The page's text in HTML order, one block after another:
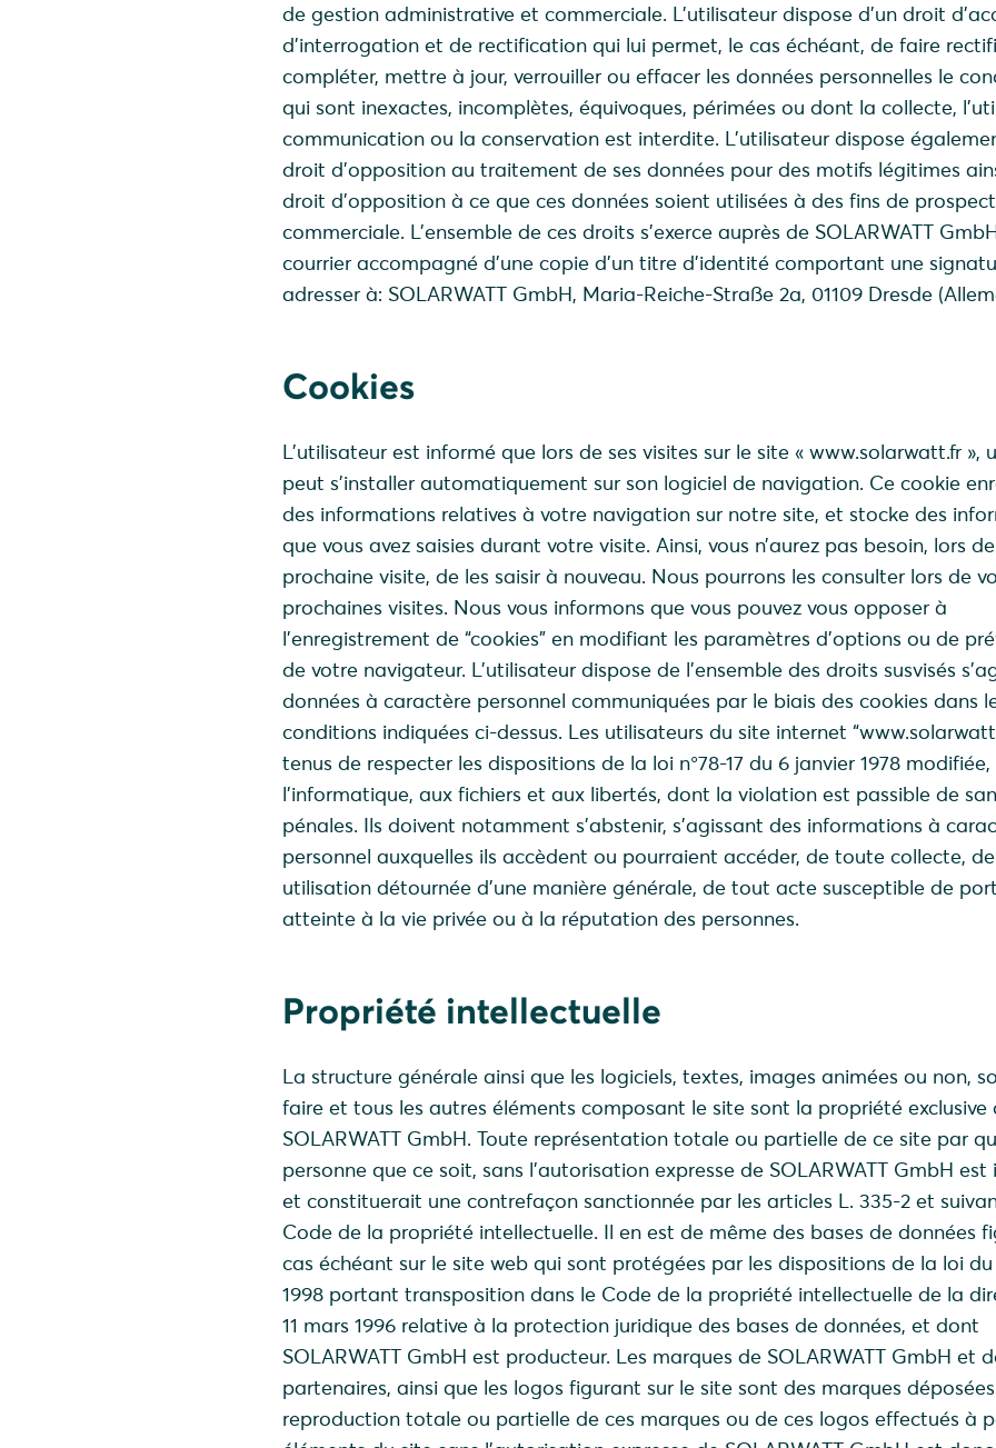
de gestion administrative et commerciale. L’utilisateur dispose d’un droit
d’interrogation et de rectification qui lui permet, le cas échéant, de faire
compléter, mettre à jour, verrouiller ou effacer les données personnelles le
qui sont inexactes, incomplètes, équivoques, périmées ou dont la collecte,
communication ou la conservation est interdite. L’utilisateur dispose
droit d’opposition au traitement de ses données pour des motifs légitimes
droit d’opposition à ce que ces données soient utilisées à des fins de
commerciale. L’ensemble de ces droits s’exerce auprès de SOLARWATT
courrier accompagné d’une copie d’un titre d’identité comportant une
adresser à: SOLARWATT GmbH, Maria-Reiche-Straße 2a, 01109 Dresde
Cookies
L’utilisateur est informé que lors de ses visites sur le site « www.solarwatt.fr »,
peut s’installer automatiquement sur son logiciel de navigation. Ce cookie
des informations relatives à votre navigation sur notre site, et stocke des
que vous avez saisies durant votre visite. Ainsi, vous n’aurez pas besoin, lors
prochaine visite, de les saisir à nouveau. Nous pourrons les consulter lors de
prochaines visites. Nous vous informons que vous pouvez vous opposer à
l’enregistrement de “cookies” en modifiant les paramètres d’options ou de
de votre navigateur. L’utilisateur dispose de l’ensemble des droits susvisés
données à caractère personnel communiquées par le biais des cookies dans
conditions indiquées ci-dessus. Les utilisateurs du site internet
tenus de respecter les dispositions de la loi n°78-17 du 6 janvier 1978
l’informatique, aux fichiers et aux libertés, dont la violation est passible de
pénales. Ils doivent notamment s’abstenir, s’agissant des informations à
personnel auxquelles ils accèdent ou pourraient accéder, de toute collecte,
utilisation détournée d’une manière générale, de tout acte susceptible de
atteinte à la vie privée ou à la réputation des personnes.
Propriété intellectuelle
La structure générale ainsi que les logiciels, textes, images animées ou non,
faire et tous les autres éléments composant le site sont la propriété exclusive
SOLARWATT GmbH. Toute représentation totale ou partielle de ce site par
personne que ce soit, sans l’autorisation expresse de SOLARWATT GmbH
et constituerait une contrefaçon sanctionnée par les articles L. 335-2 et
Code de la propriété intellectuelle. Il en est de même des bases de données
cas échéant sur le site web qui sont protégées par les dispositions de la loi du
1998 portant transposition dans le Code de la propriété intellectuelle de la
11 mars 1996 relative à la protection juridique des bases de données, et dont
SOLARWATT GmbH est producteur. Les marques de SOLARWATT GmbH et
partenaires, ainsi que les logos figurant sur le site sont des marques
reproduction totale ou partielle de ces marques ou de ces logos effectués à